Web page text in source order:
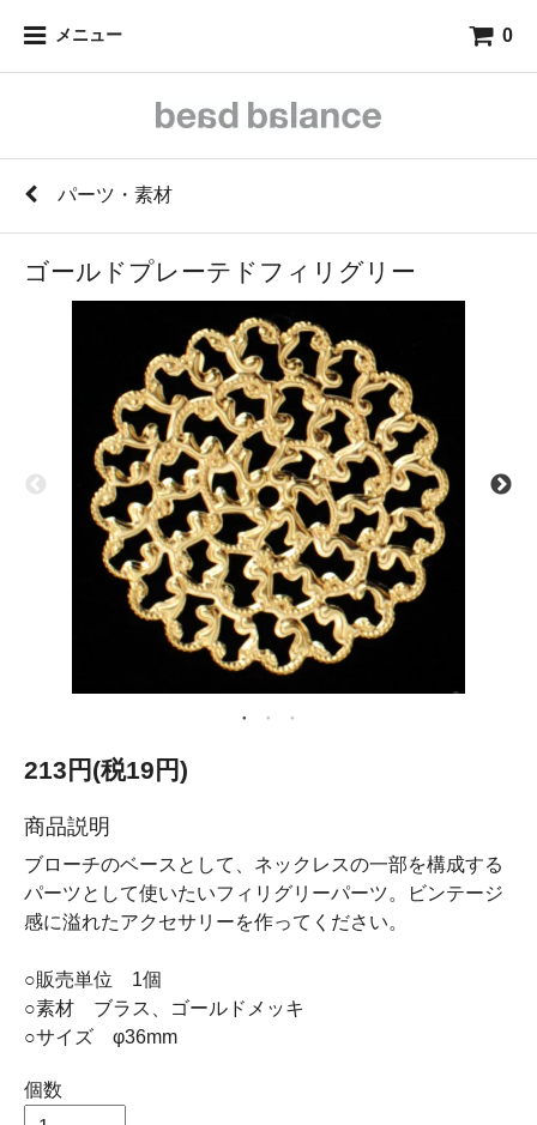
メニュー 0
パーツ・素材
ゴールドプレーテドフィリグリー
213円(税19円)
商品説明
ブローチのベースとして、ネックレスの一部を構成する
パーツとして使いたいフィリグリーパーツ。ビンテージ
感に溢れたアクセサリーを作ってください。
○販売単位 1個
○素材 ブラス、ゴールドメッキ
○サイズ φ36mm
個数